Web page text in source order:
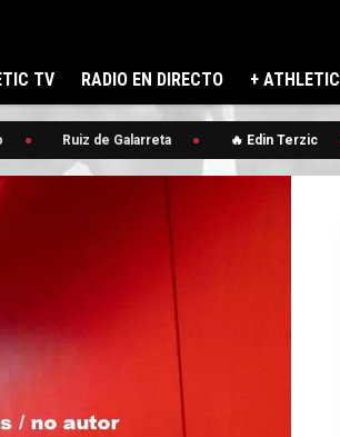
TV RADIO EN DIRECTO + ATHLETIC
Ruiz de Galarreta 🔥 Edin Terzic